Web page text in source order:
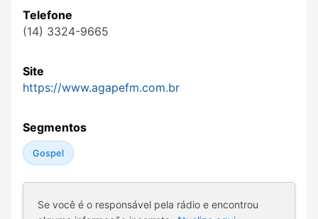
Telefone
(14) 3324-9665
Site
https://www.agapefm.com.br
Segmentos
Gospel
Se você é o responsável pela rádio e encontrou